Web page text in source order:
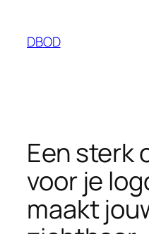
DBOD
Een sterk
voor je
maakt